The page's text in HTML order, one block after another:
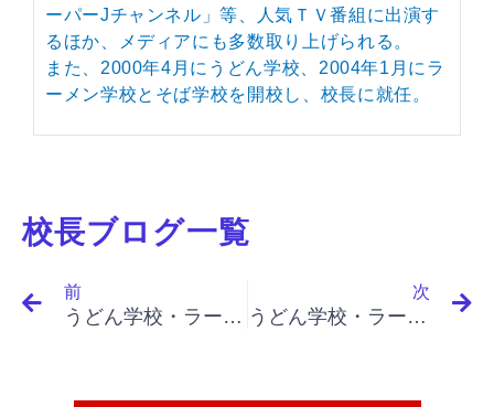
ーパーJチャンネル」等、人気ＴＶ番組に出演す
るほか、メディアにも多数取り上げられる。
また、2000年4月にうどん学校、2004年1月にラ
ーメン学校とそば学校を開校し、校長に就任。
校長ブログ一覧
前
うどん学校・ラーメン学校・そば学校・パスタ学校で開業&成果アップ｜「イノベーションと起業家精神（最終）」「ニーズを見つける（第３の機会）、ニーズはイノベーションの母、プロセス・ニーズ、労働力ニーズ」
次
うどん学校・ラーメン学校・そば学校・パスタ学校で開業&成果アップ｜「イノベーションと起業家精神（最終）」「５つの前提と３つの条件、ニーズの理解、知識の入手可能性、使い方との一致」